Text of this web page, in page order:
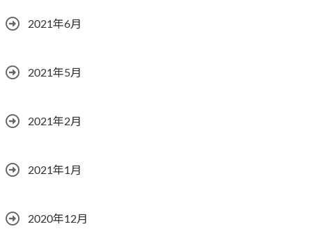
2021年6月
2021年5月
2021年2月
2021年1月
2020年12月